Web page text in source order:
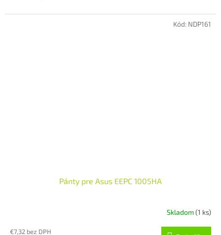
Pánty pre Asus EEPC 1005HA
Skladom(1 ks)
€7,32 bez DPH
Kód: NDP161